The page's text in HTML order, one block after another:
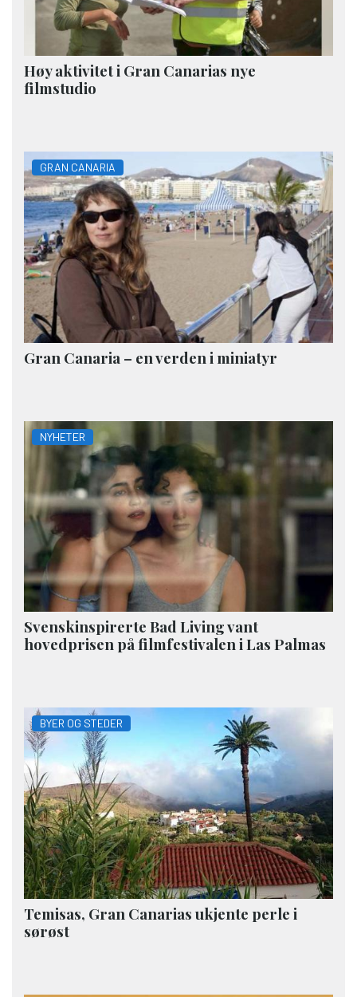
Høy aktivitet i Gran Canarias nye
filmstudio
GRAN CANARIA
Gran Canaria – en verden i miniatyr
NYHETER
Svenskinspirerte Bad Living vant
hovedprisen på filmfestivalen i Las Palmas
BYER OG STEDER
Temisas, Gran Canarias ukjente perle i
sørøst